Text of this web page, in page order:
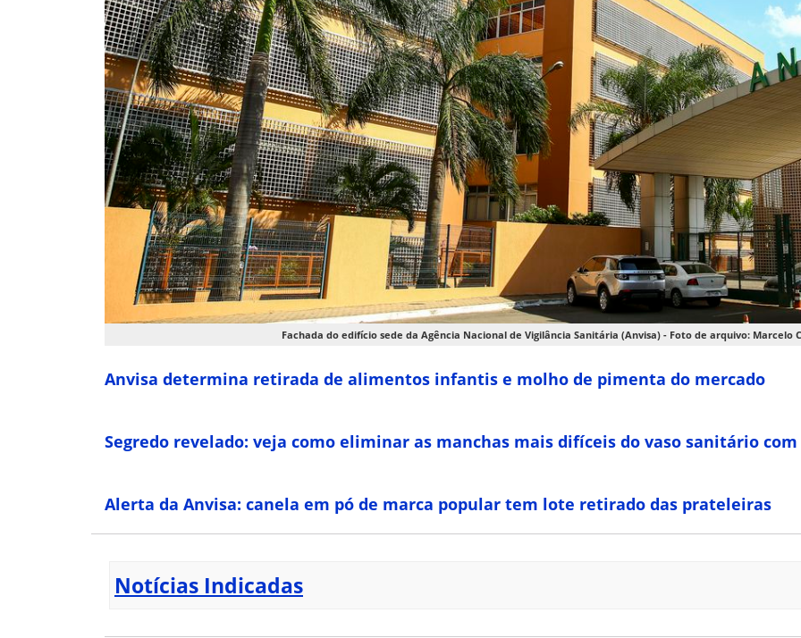
Fachada do edifí­cio sede da Agência Nacional de Vigilância Sanitária (Anvisa) - Foto de arquivo: Marcelo
Anvisa determina retirada de alimentos infantis e molho de pimenta do mercado
Segredo revelado: veja como eliminar as manchas mais difíceis do vaso sanitário
Alerta da Anvisa: canela em pó de marca popular tem lote retirado das prateleiras
Notícias Indicadas